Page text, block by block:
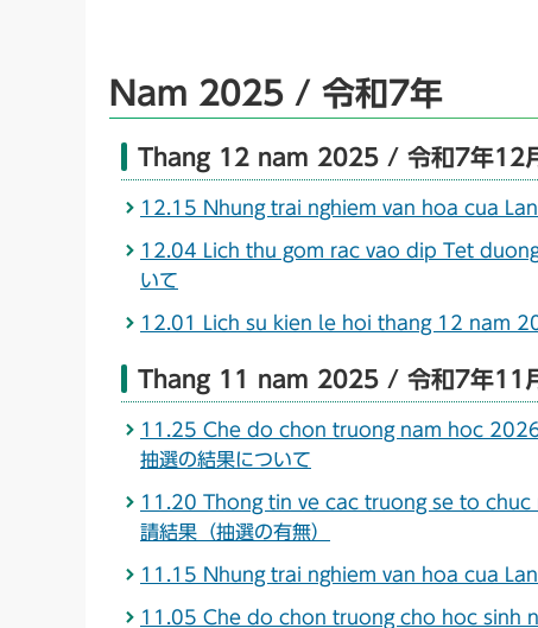
Nam 2025 / 令和7年
Thang 12 nam 2025 / 令和7年12
12.15 Nhung trai nghiem van hoa cua
12.04 Lich thu gom rac vao dip Tet
いて
12.01 Lich su kien le hoi thang 12 nam
Thang 11 nam 2025 / 令和7年11
11.25 Che do chon truong nam hoc 2026
抽選の結果について
11.20 Thong tin ve cac truong se to chuc
請結果（抽選の有無）
11.15 Nhung trai nghiem van hoa cua
11.05 Che do chon truong cho hoc sinh